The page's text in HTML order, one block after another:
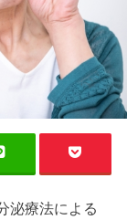
泌療法による